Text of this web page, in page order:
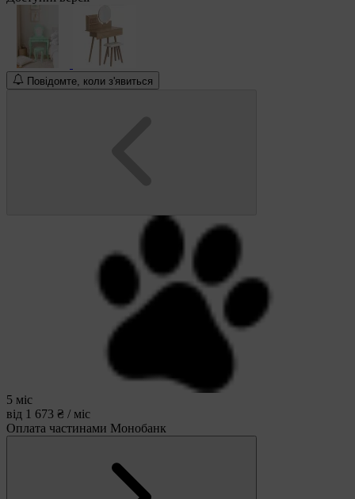
Повідомте, коли з'явиться
5 міс
від 1 673 ₴ / міс
Оплата частинами Монобанк